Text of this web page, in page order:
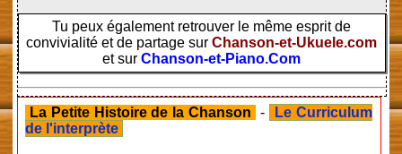
Tu peux également retrouver le même esprit de
convivialité et de partage surChanson-et-Ukuele.com
et surChanson-et-Piano.Com
La Petite Histoire de la Chanson -
Le Curriculum
de l'interprète